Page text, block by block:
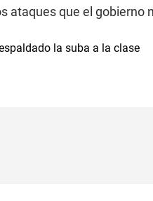
ataques que el gobierno
la suba a la clase